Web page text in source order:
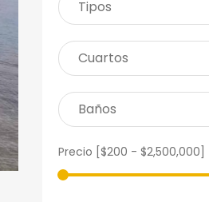
Precio [ $200 - $2,500,000